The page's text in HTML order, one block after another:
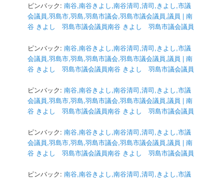
ピンバック:南谷,南谷きよし,南谷清司,清司,きよし,市議
会議員,羽島市,羽島,羽島市議会,羽島市議会議員,議員 | 南
谷 きよし 羽島市議会議員南谷 きよし 羽島市議会議員
ピンバック:南谷,南谷きよし,南谷清司,清司,きよし,市議
会議員,羽島市,羽島,羽島市議会,羽島市議会議員,議員 | 南
谷 きよし 羽島市議会議員南谷 きよし 羽島市議会議員
ピンバック:南谷,南谷きよし,南谷清司,清司,きよし,市議
会議員,羽島市,羽島,羽島市議会,羽島市議会議員,議員 | 南
谷 きよし 羽島市議会議員南谷 きよし 羽島市議会議員
ピンバック:南谷,南谷きよし,南谷清司,清司,きよし,市議
会議員,羽島市,羽島,羽島市議会,羽島市議会議員,議員 | 南
谷 きよし 羽島市議会議員南谷 きよし 羽島市議会議員
ピンバック:南谷,南谷きよし,南谷清司,清司,きよし,市議